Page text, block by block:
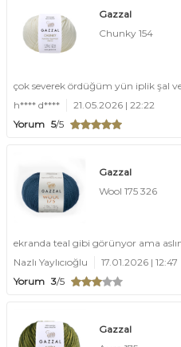
Gazzal
Chunky 154
çok severek ördüğüm yün iplik şal
h**** d****
21.05.2026 | 22:22
Yorum 5/5
Gazzal
Wool 175 326
ekranda teal gibi görünyor ama
Nazlı Yaylıcıoğlu
17.01.2026 | 12:47
Yorum 3/5
Gazzal